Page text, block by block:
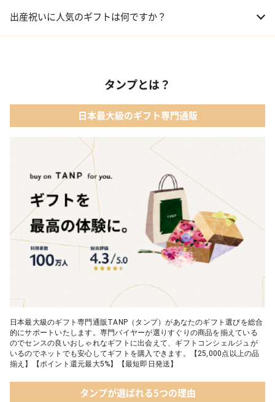
02 ベビー寝具・家具
04 ベビー・キッズファッション
出産祝いに人気のギフトは何ですか？
02 【名入れギフト】音いっぱい積み木｜エド・インター
03 ママズケア セレクトボックス｜モディッシュ
04 フレイバーおむつケーキ｜AIRIM baby（アイリムベビー）
05 Chouette フード付きバスタオル&ハンカチセット｜コンテッ
タンプとは？
日本最大級のギフト専門通販
日本最大級のギフト専門通販TANP（タンプ）があなたのギフト選びを総合
的にサポートいたします。専門バイヤーが選りすぐりの商品を揃えている
のでセンスの良いおしゃれなギフトに出会えて、ギフトコンシェルジュが
いるのでネットでも安心してギフトを購入できます。【25,000点以上の品
揃え】【ポイント還元最大5%】【最短即日発送】
タンプが選ばれる5つの理由